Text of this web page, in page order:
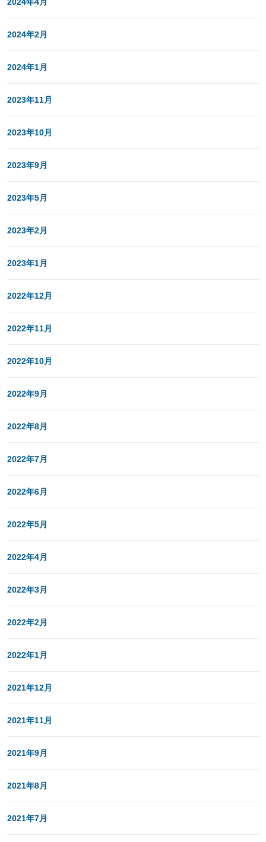
2024年2月
2024年1月
2023年11月
2023年10月
2023年9月
2023年5月
2023年2月
2023年1月
2022年12月
2022年11月
2022年10月
2022年9月
2022年8月
2022年7月
2022年6月
2022年5月
2022年4月
2022年3月
2022年2月
2022年1月
2021年12月
2021年11月
2021年9月
2021年8月
2021年7月